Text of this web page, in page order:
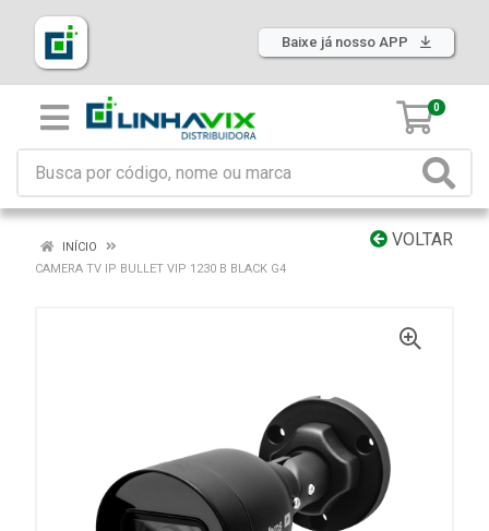
Baixe já nosso APP
0
VOLTAR
INÍCIO
CAMERA TV IP BULLET VIP 1230 B BLACK G4